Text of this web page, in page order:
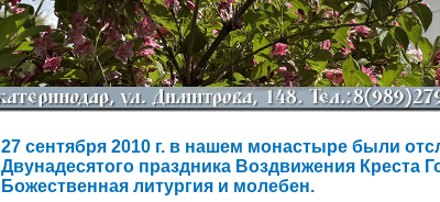
27 сентября 2010 г. в нашем монастыре были
Двунадесятого праздника Воздвижения Креста
Божественная литургия и молебен.